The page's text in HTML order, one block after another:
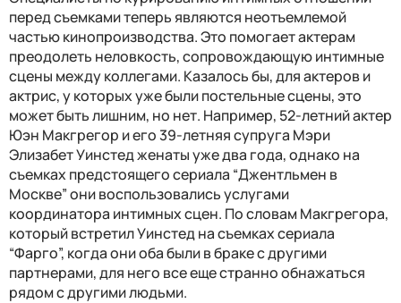
перед съемками теперь являются неотъемлемой
частью кинопроизводства. Это помогает актерам
преодолеть неловкость, сопровождающую интимные
сцены между коллегами. Казалось бы, для актеров и
актрис, у которых уже были постельные сцены, это
может быть лишним, но нет. Например, 52-летний актер
Юэн Макгрегор и его 39-летняя супруга Мэри
Элизабет Уинстед женаты уже два года, однако на
съемках предстоящего сериала “Джентльмен в
Москве” они воспользовались услугами
координатора интимных сцен. По словам Макгрегора,
который встретил Уинстед на съемках сериала
“Фарго”, когда они оба были в браке с другими
партнерами, для него все еще странно обнажаться
рядом с другими людьми.